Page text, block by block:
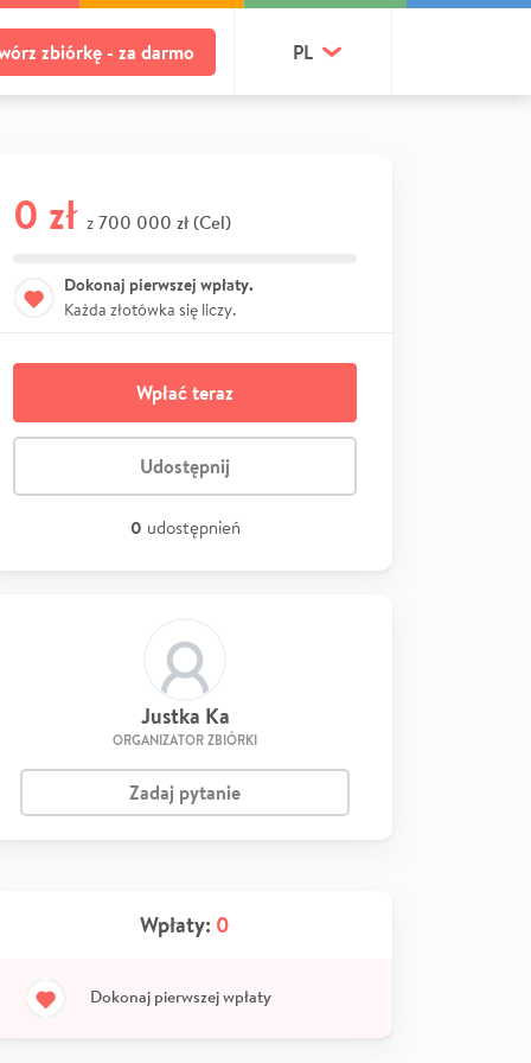
zbiórkę - za darmo PL
0 zł z 700 000 zł (Cel)
Dokonaj pierwszej wpłaty.
Każda złotówka się liczy.
Wpłać teraz
Udostępnij
0 udostępnień
Justka Ka
ORGANIZATOR ZBIÓRKI
Zadaj pytanie
Wpłaty: 0
Dokonaj pierwszej wpłaty